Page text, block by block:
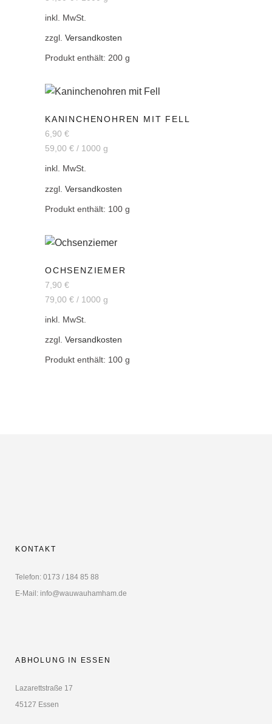
inkl. MwSt.
zzgl. Versandkosten
Produkt enthält: 200 g
KANINCHENOHREN MIT FELL
6,90 €
59,00 € / 1000 g
inkl. MwSt.
zzgl. Versandkosten
Produkt enthält: 100 g
OCHSENZIEMER
7,90 €
79,00 € / 1000 g
inkl. MwSt.
zzgl. Versandkosten
Produkt enthält: 100 g
KONTAKT
Telefon: 0173 / 184 85 88
E-Mail: info@wauwauhamham.de
ABHOLUNG IN ESSEN
Lazarettstraße 17
45127 Essen